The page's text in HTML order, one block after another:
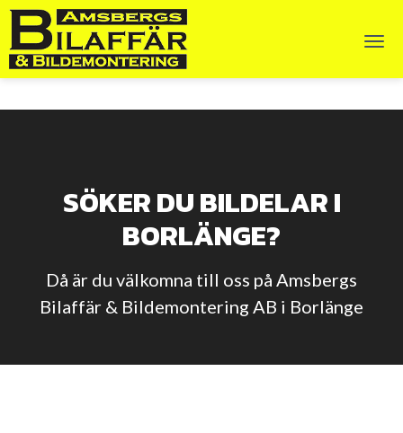
SÖKER DU BILDELAR I
BORLÄNGE?
Då är du välkomna till oss på Amsbergs
Bilaffär & Bildemontering AB i Borlänge